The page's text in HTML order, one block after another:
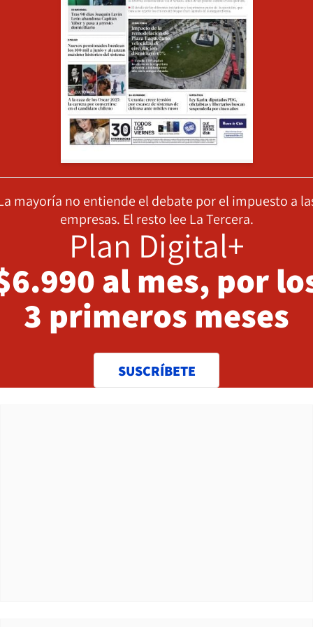
mayoría no entiende el debate por el impuesto a
empresas. El resto lee La Tercera.
Plan Digital+
al mes, por
3 primeros meses
SUSCRÍBETE